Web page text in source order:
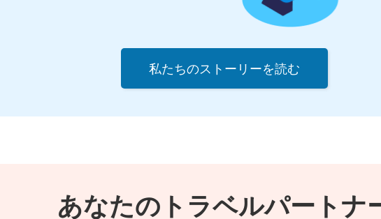
私たちのストーリーを読む
あなたのトラベルパートナ